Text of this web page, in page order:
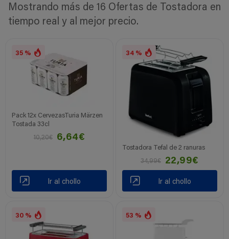
Mostrando más de 16 Ofertas de Tostadora en
tiempo real y al mejor precio.
35 %
Pack 12x CervezasTuria Märzen
Tostada 33cl
10,20€
6,64€
Ir al chollo
34 %
Tostadora Tefal de 2 ranuras
34,99€
22,99€
Ir al chollo
30 % 53 %